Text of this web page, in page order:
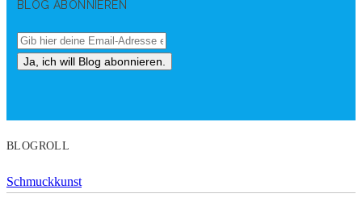
BLOG ABONNIEREN
BLOGROLL
Schmuckkunst